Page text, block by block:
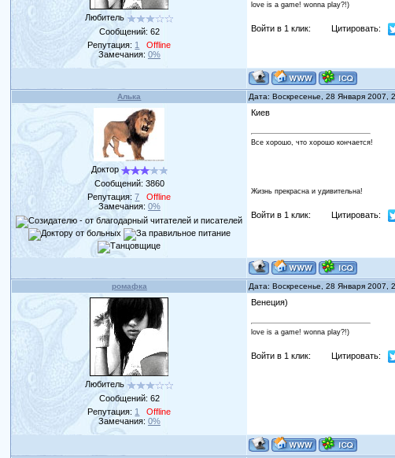
Любитель
Сообщений: 62
Репутация: 1
Offline
Замечания: 0%
love is a game! wonna play?!)
Войти в 1 клик: Цитировать:
Алька Дата: Воскресенье, 28 Января
Доктор
Сообщений: 3860
Репутация:7
Offline
Замечания: 0%
Киев
Все хорошо, что хорошо кончается!
Жизнь прекрасна и удивительна!
Войти в 1 клик: Цитировать:
ромафка Дата: Воскресенье, 28 Января
Любитель
Сообщений: 62
Репутация: 1
Offline
Замечания: 0%
Венеция)
love is a game! wonna play?!)
Войти в 1 клик: Цитировать: